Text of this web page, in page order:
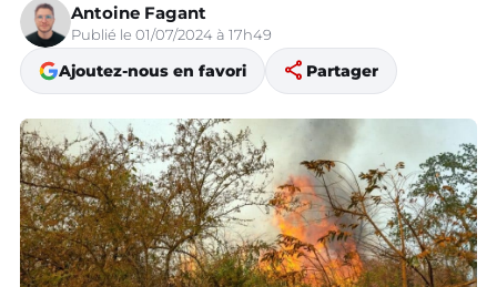
Antoine Fagant
Publié le 01/07/2024 à 17h49
Ajoutez-nous en favori share Partager